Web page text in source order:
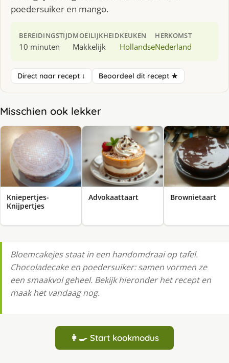
poedersuiker en mango.
BEREIDINGSTIJD
10 minuten
MOEILIJKHEID
Makkelijk
KEUKEN
Hollandse
HERKOMST
Nederland
Direct naar recept ↓ Beoordeel dit recept ★
Misschien ook lekker
Kniepertjes-
Knijpertjes
Advokaattaart Brownietaart
Bloemcakejes staat in een handomdraai op tafel.
Chocoladecake en poedersuiker: samen vormen ze
een smaakvol geheel. Bekijk hieronder het recept en
maak het vandaag nog.
👩‍🍳 Start kookmodus